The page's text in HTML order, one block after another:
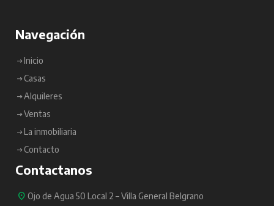
Navegación
Inicio
Casas
Alquileres
Ventas
La inmobiliaria
Contacto
Contactanos
Ojo de Agua 50 Local 2 – Villa General Belgrano